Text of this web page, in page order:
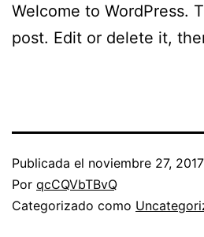
Welcome to WordPress.
post. Edit or delete it,
Publicada el noviembre 27, 2017
Por qcCQVbTBvQ
Categorizado como